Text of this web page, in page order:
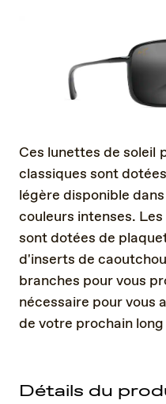
Ces lunettes de soleil
classiques sont
légère disponible
couleurs intenses.
sont dotées de
d'inserts de
branches pour vous
nécessaire pour vous
de votre prochain
Détails du